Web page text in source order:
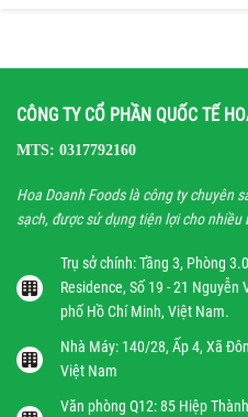
CÔNG TY CỔ PHẦN QUỐC TẾ
MTS: 0317792160
Hoa Doanh Foods là công ty chuyên
sạch, được sử dụng tiện lợi cho nhiều
Trụ sở chính: Tầng 3, Phòng
Residence, Số 19 - 21
phố Hồ Chí Minh, Việt Nam.
Nhà Máy: 140/28, Ấp 4, Xã
Việt Nam
Văn phòng Q12: 85 Hiệp